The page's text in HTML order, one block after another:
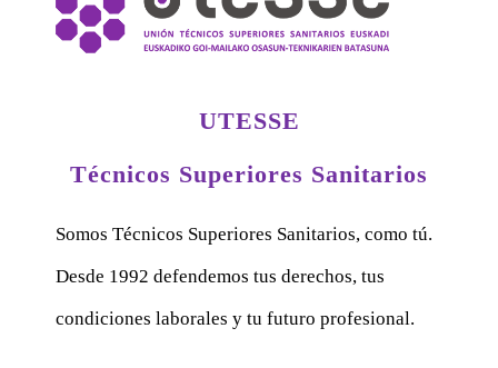
UTESSE
Técnicos Superiores Sanitarios
Somos Técnicos Superiores Sanitarios, como tú.
Desde 1992 defendemos tus derechos, tus
condiciones laborales y tu futuro profesional.